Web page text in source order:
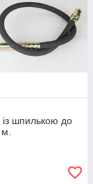
із шпилькою до